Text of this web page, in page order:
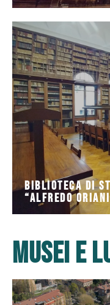
Biblioteca di
“Alfredo
Biblioteca di
“Alfredo
La Biblioteca
“Casa di Oriani”,
dello scrittore
Musei e
dell'adiacente